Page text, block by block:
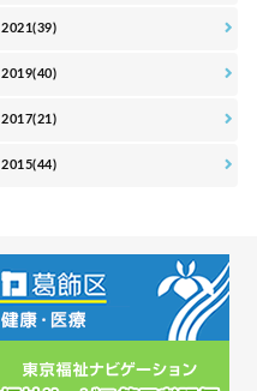
2021(39)
2019(40)
2017(21)
2015(44)